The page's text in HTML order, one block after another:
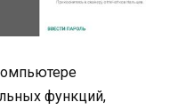
функций,